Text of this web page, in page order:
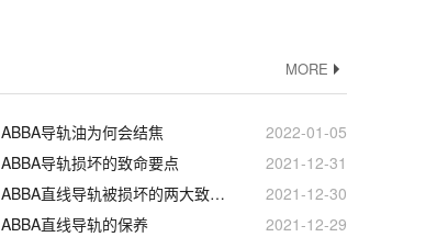
MORE
ABBA导轨油为何会结焦
2022-01-05
ABBA导轨损坏的致命要点
2021-12-31
ABBA直线导轨被损坏的两大致命要点
2021-12-30
ABBA直线导轨的保养
2021-12-29